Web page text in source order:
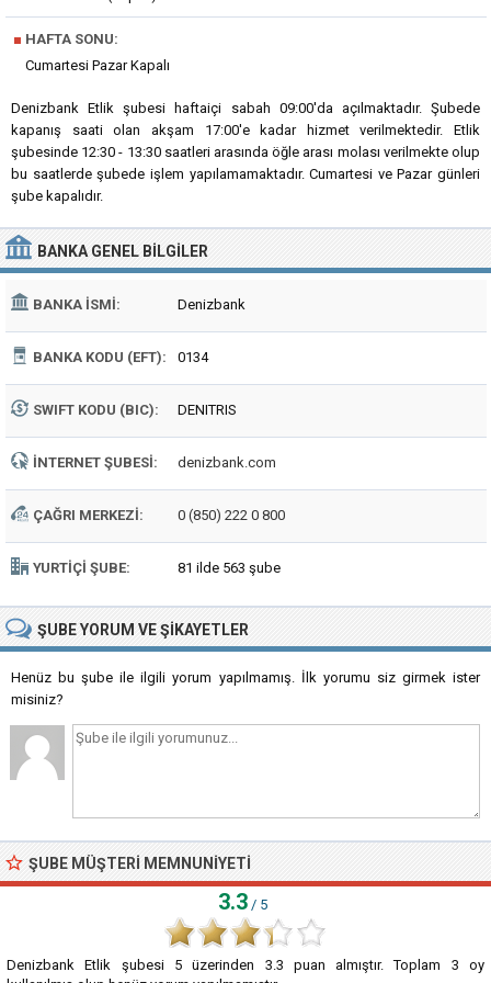
■ HAFTA SONU:
Cumartesi Pazar Kapalı
Denizbank Etlik şubesi haftaiçi sabah 09:00'da açılmaktadır. Şubede
kapanış saati olan akşam 17:00'e kadar hizmet verilmektedir. Etlik
şubesinde 12:30 - 13:30 saatleri arasında öğle arası molası verilmekte olup
bu saatlerde şubede işlem yapılamamaktadır. Cumartesi ve Pazar günleri
şube kapalıdır.
BANKA GENEL BILGILER
BANKA İSMI: Denizbank
BANKA KODU (EFT): 0134
SWIFT KODU (BIC): DENITRIS
İNTERNET ŞUBESI: denizbank.com
ÇAĞRI MERKEZI: 0 (850) 222 0 800
YURTIÇI ŞUBE: 81 ilde 563 şube
ŞUBEYORUM VE ŞIKAYETLER
Henüz bu şube ile ilgili yorum yapılmamış. İlk yorumu siz girmek ister
misiniz?
ŞUBE MÜŞTERI MEMNUNIYETI
3.3 / 5
Denizbank Etlik şubesi 5üzerinden 3.3 puan almıştır. Toplam 3 oy